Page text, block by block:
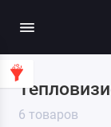
6 товаров